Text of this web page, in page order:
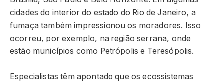
cidades do interior do estado do Rio de Janeiro, a
fumaça também impressionou os moradores. Isso
ocorreu, por exemplo, na região serrana, onde
estão municípios como Petrópolis e Teresópolis.
Especialistas têm apontado que os ecossistemas